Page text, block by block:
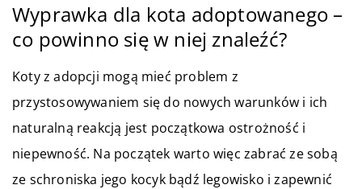
Wyprawka dla kota adoptowanego –
co powinno się w niej znaleźć?
Koty z adopcji mogą mieć problem z
przystosowywaniem się do nowych warunków i ich
naturalną reakcją jest początkowa ostrożność i
niepewność. Na początek warto więc zabrać ze sobą
ze schroniska jego kocyk bądź legowisko i zapewnić